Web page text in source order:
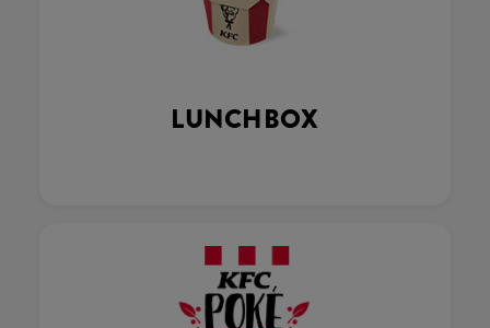
LUNCHBOX